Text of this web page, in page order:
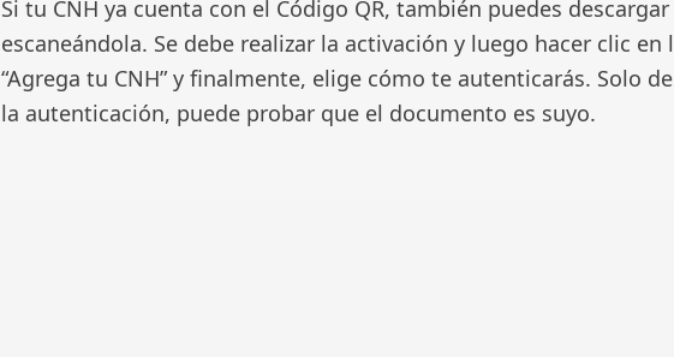
Si tu CNH ya cuenta con el Código QR, también puedes
escaneándola. Se debe realizar la activación y luego hacer clic en
“Agrega tu CNH” y finalmente, elige cómo te autenticarás. Solo
la autenticación, puede probar que el documento es suyo.